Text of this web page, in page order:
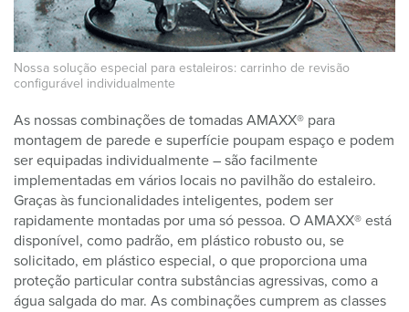
Nossa solução especial para estaleiros: carrinho de revisão
configurável individualmente
As nossas combinações de tomadas AMAXX® para
montagem de parede e superfície poupam espaço e podem
ser equipadas individualmente – são facilmente
implementadas em vários locais no pavilhão do estaleiro.
Graças às funcionalidades inteligentes, podem ser
rapidamente montadas por uma só pessoa. O AMAXX® está
disponível, como padrão, em plástico robusto ou, se
solicitado, em plástico especial, o que proporciona uma
proteção particular contra substâncias agressivas, como a
água salgada do mar. As combinações cumprem as classes